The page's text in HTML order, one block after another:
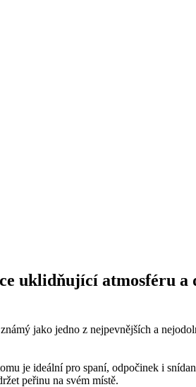
uklidňující atmosféru a
jako jedno z nejpevnějších a
je ideální pro spaní, odpočinek i
peřinu na svém místě.